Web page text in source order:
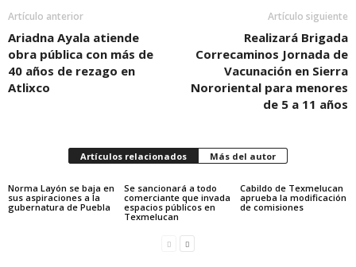
Artículo anterior
Ariadna Ayala atiende
obra pública con más de
40 años de rezago en
Atlixco
Artículo siguiente
Realizará Brigada
Correcaminos Jornada de
Vacunación en Sierra
Nororiental para menores
de 5 a 11 años
Artículos relacionados Más del autor
Norma Layón se baja en
sus aspiraciones a la
gubernatura de Puebla
Se sancionará a todo
comerciante que invada
espacios públicos en
Texmelucan
Cabildo de Texmelucan
aprueba la modificación
de comisiones